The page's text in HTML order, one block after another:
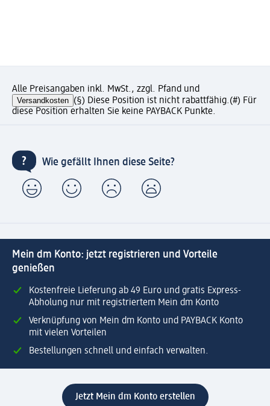
Alle Preisangaben inkl. MwSt., zzgl. Pfand und
Versandkosten (§) Diese Position ist nicht rabattfähig.(#) Für
diese Position erhalten Sie keine PAYBACK Punkte.
Wie gefällt Ihnen diese Seite?
Mein dm Konto: jetzt registrieren und Vorteile
genießen
Kostenfreie Lieferung ab 49 Euro und gratis Express-
Abholung nur mit registriertem Mein dm Konto
Verknüpfung von Mein dm Konto und PAYBACK Konto
mit vielen Vorteilen
Bestellungen schnell und einfach verwalten.
Jetzt Mein dm Konto erstellen